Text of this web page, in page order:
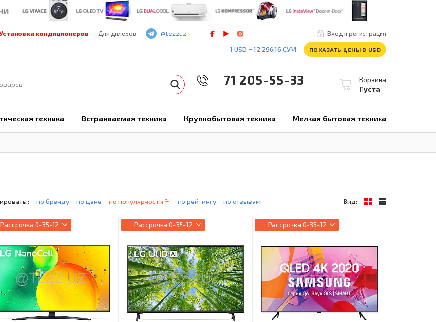
Установка кондиционеров Для дилеров Вход и регистрация
@tezzuz
1 USD = 12 296.16 СУМ
ПОКАЗАТЬ ЦЕНЫ В USD
Корзина
Пуста
71 205-55-33
техника Встраиваемая техника Крупнобытовая техника Мелкая бытовая техника
по бренду по цене по популярности по рейтингу по отзывам Вид:
Рассрочка 0-35-12 Рассрочка 0-35-12 Рассрочка 0-35-12